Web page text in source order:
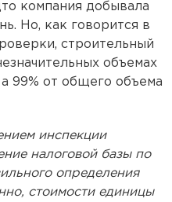
компания добывала
Но, как говорится в
строительный
объемах
99% от общего объема
инспекции
налоговой базы по
определения
стоимости единицы